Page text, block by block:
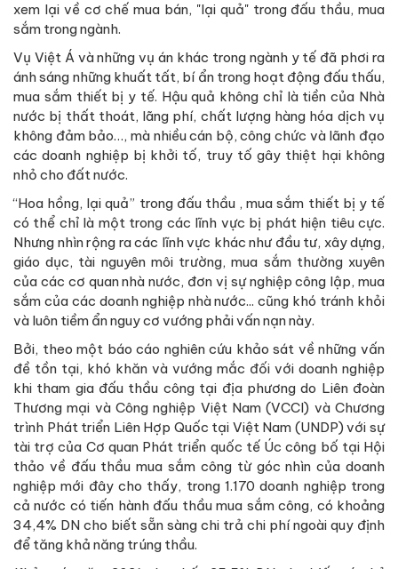
xem lại về cơ chế mua bán, "lại quả" trong đấu thầu, mua
sắm trong ngành.
Vụ Việt Á và những vụ án khác trong ngành y tế đã phơi ra
ánh sáng những khuất tất, bí ẩn trong hoạt động đấu thấu,
mua sắm thiết bị y tế. Hậu quả không chỉ là tiền của Nhà
nước bị thất thoát, lãng phí, chất lượng hàng hóa dịch vụ
không đảm bảo…, mà nhiều cán bộ, công chức và lãnh đạo
các doanh nghiệp bị khởi tố, truy tố gây thiệt hại không
nhỏ cho đất nước.
“Hoa hồng, lại quả” trong đấu thầu , mua sắm thiết bị y tế
có thể chỉ là một trong các lĩnh vực bị phát hiện tiêu cực.
Nhưng nhìn rộng ra các lĩnh vực khác như đầu tư, xây dựng,
giáo dục, tài nguyên môi trường, mua sắm thường xuyên
của các cơ quan nhà nước, đơn vị sự nghiệp công lập, mua
sắm của các doanh nghiệp nhà nước... cũng khó tránh khỏi
và luôn tiềm ẩn nguy cơ vướng phải vấn nạn này.
Bởi, theo một báo cáo nghiên cứu khảo sát về những vấn
đề tồn tại, khó khăn và vướng mắc đối với doanh nghiệp
khi tham gia đấu thầu công tại địa phương do Liên đoàn
Thương mại và Công nghiệp Việt Nam (VCCI) và Chương
trình Phát triển Liên Hợp Quốc tại Việt Nam (UNDP) với sự
tài trợ của Cơ quan Phát triển quốc tế Úc công bố tại Hội
thảo về đấu thầu mua sắm công từ góc nhìn của doanh
nghiệp mới đây cho thấy, trong 1.170 doanh nghiệp trong
cả nước có tiến hành đấu thầu mua sắm công, có khoảng
34,4% DN cho biết sẵn sàng chi trả chi phí ngoài quy định
để tăng khả năng trúng thầu.